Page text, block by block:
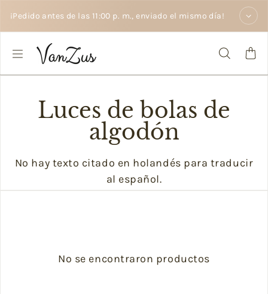
¡Pedido antes de las 11:00 p. m., enviado el mismo día!
Luces de bolas de
algodón
No hay texto citado en holandés para traducir
al español.
No se encontraron productos